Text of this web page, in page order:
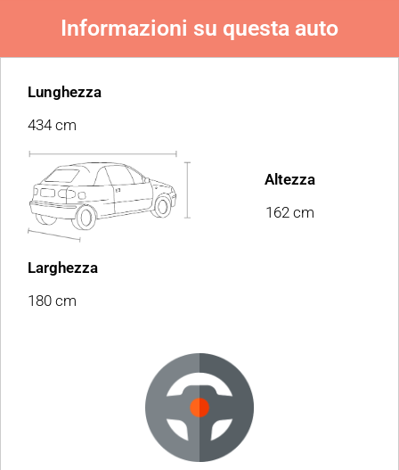
Informazioni su questa auto
Lunghezza
434 cm
Altezza
162 cm
Larghezza
180 cm